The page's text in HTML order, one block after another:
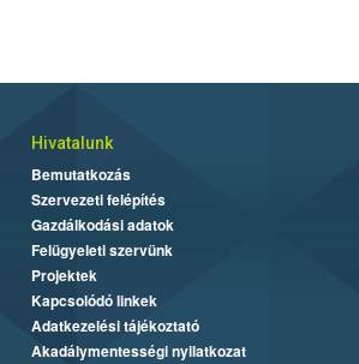
Hivatalunk
Bemutatkozás
Szervezeti felépítés
Gazdálkodási adatok
Felügyeleti szervünk
Projektek
Kapcsolódó linkek
Adatkezelési tájékoztató
Akadálymentességi nyilatkozat